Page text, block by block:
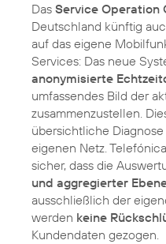
Das Service Operation
Deutschland künftig
auf das eigene
Services: Das neue
anonymisierte
umfassendes Bild der
zusammenzustellen.
übersichtliche
eigenen Netz.
sicher, dass die
und aggregierter
ausschließlich der
werden keine
Kundendaten gezogen.